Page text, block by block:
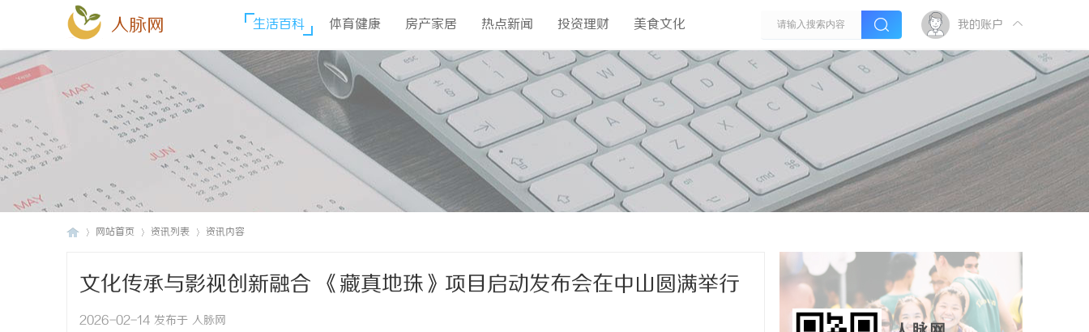
人脉网 生活百科 体育健康 房产家居 热点新闻 投资理财 美食文化 我的账户
网站首页 资讯列表 资讯内容
文化传承与影视创新融合 《藏真地珠》项目启动发布会在中山圆满举行
2026-02-14 发布于 人脉网